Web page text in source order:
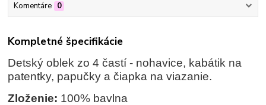
Komentáre 0
Kompletné špecifikácie
Detský oblek zo 4 častí - nohavice, kabátik na
patentky, papučky a čiapka na viazanie.
Zloženie: 100% bavlna